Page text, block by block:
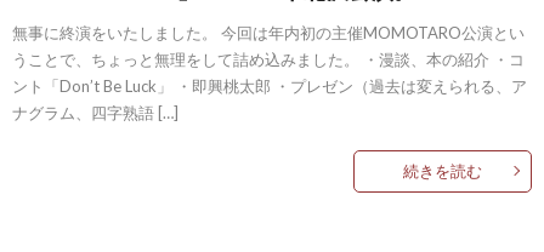
無事に終演をいたしました。 今回は年内初の主催MOMOTARO公演とい
うことで、ちょっと無理をして詰め込みました。 ・漫談、本の紹介 ・コ
ント「Don’t Be Luck」 ・即興桃太郎 ・プレゼン（過去は変えられる、ア
ナグラム、四字熟語 […]
続きを読む